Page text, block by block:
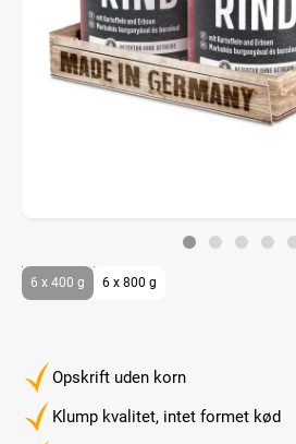
Opskrift uden korn
Klump kvalitet, intet formet kød
6 x 400 g 6 x 800 g